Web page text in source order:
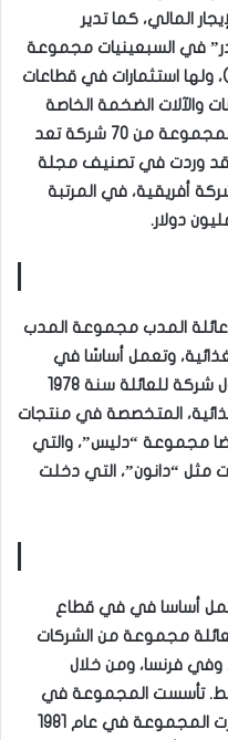
المالي، كما تدير
في السبعينيات مجموعة
ولها استثمارات في قطاعات
والآلات الضخمة الخاصة
بالمقاولات والأشغال الكبرى.تتكون المجموعة من 70 شركة تعد
وردت في تصنيف مجلة
أفريك” عام 2018 لأفضل 500 شركة أفريقية، في المرتبة
المدب مجموعة المدب
وتعمل أساسًا في
صناعة الألبان. أسس حمدي المدب أول شركة للعائلة سنة 1978
المتخصصة في منتجات
مجموعة “دليس”، والتي
مثل “دانون”، التي دخلت
أساسا في في قطاع
مجموعة من الشركات
فرنسا، ومن خلال
تأسست المجموعة في
عام 1976 عبر تسويق الجرارات، وتطورت المجموعة في عام 1981